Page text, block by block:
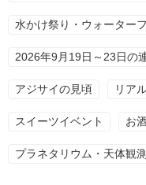
水かけ祭り・ウォーター
2026年9月19日～23日の
アジサイの見頃 リア
スイーツイベント お
プラネタリウム・天体観測